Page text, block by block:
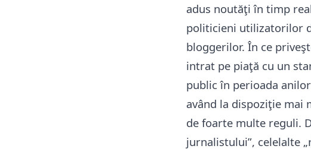
adus noutăţi în timp
politicieni utilizatorilor
bloggerilor. În ce
intrat pe piaţă cu un
public în perioada
având la dispoziţie
de foarte multe reguli.
jurnalistului”, celelalte